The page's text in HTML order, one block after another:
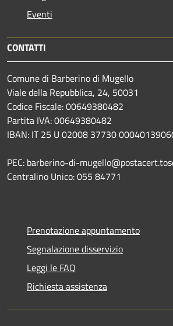
Eventi
CONTATTI
Comune di Barberino di Mugello
Viale della Repubblica, 24, 50031
Codice Fiscale: 00649380482
Partita IVA: 00649380482
IBAN: IT 25 U 02008 37730
PEC: barberino-di-
Centralino Unico: 055 84771
Prenotazione appuntamento
Segnalazione disservizio
Leggi le FAQ
Richiesta assistenza